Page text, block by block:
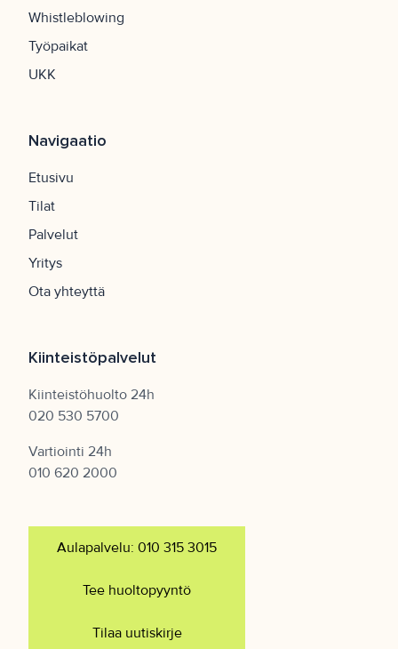
Whistleblowing
Työpaikat
UKK
Navigaatio
Etusivu
Tilat
Palvelut
Yritys
Ota yhteyttä
Kiinteistöpalvelut
Kiinteistöhuolto 24h
020 530 5700
Vartiointi 24h
010 620 2000
Aulapalvelu: 010 315 3015
Tee huoltopyyntö
Tilaa uutiskirje